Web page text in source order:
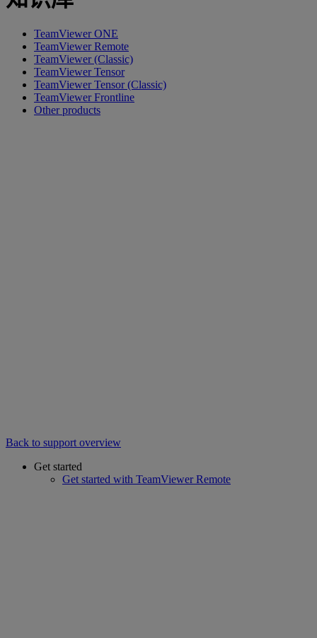
TeamViewer ONE
TeamViewer Remote
TeamViewer (Classic)
TeamViewer Tensor
TeamViewer Tensor (Classic)
TeamViewer Frontline
Other products
Back to support overview
Get started
Get started with TeamViewer Remote